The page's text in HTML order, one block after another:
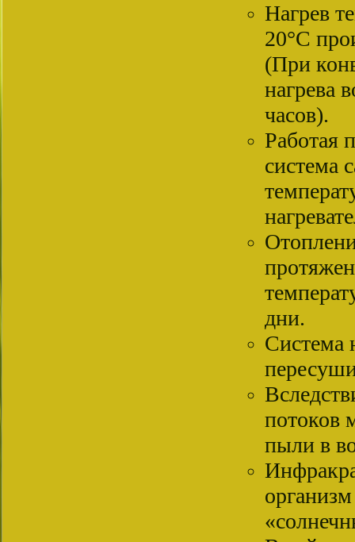
Нагрев
20°C
(При
нагрева
часов).
Работая
система
дни.
Система
потоков
пыли в